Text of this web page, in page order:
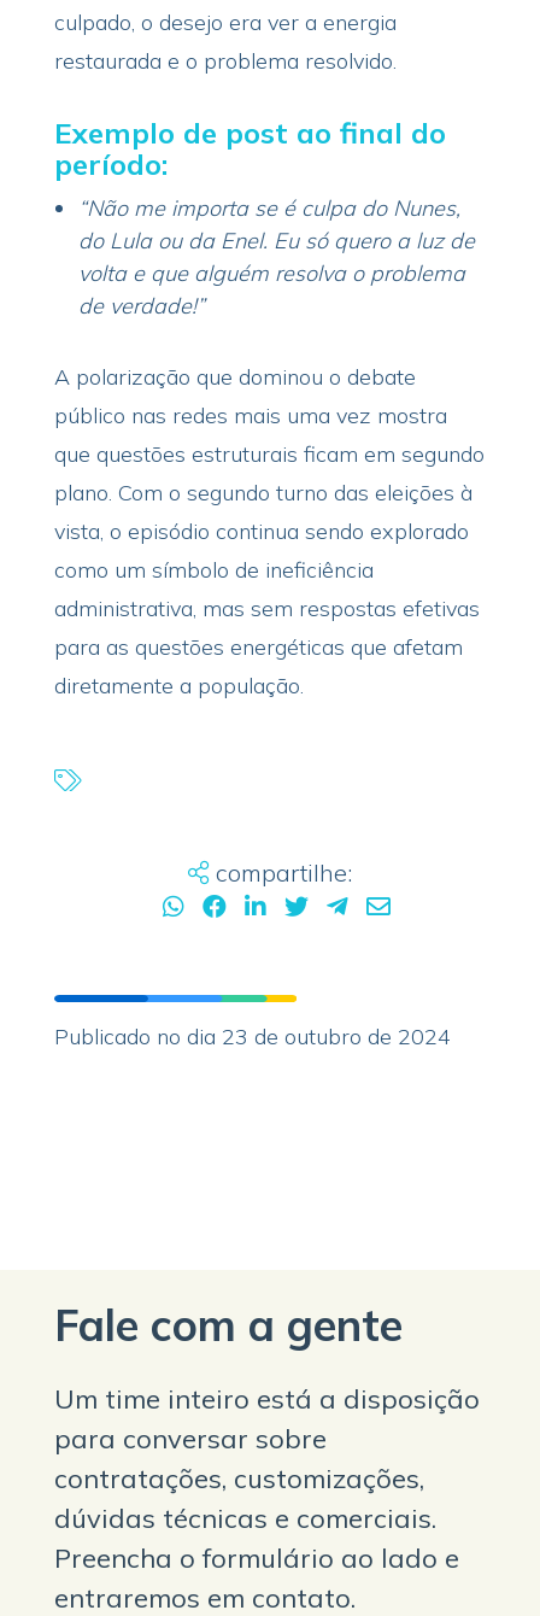
culpado, o desejo era ver a energia
restaurada e o problema resolvido.
Exemplo de post ao final do
período:
“Não me importa se é culpa do Nunes,
do Lula ou da Enel. Eu só quero a luz de
volta e que alguém resolva o problema
de verdade!”
A polarização que dominou o debate
público nas redes mais uma vez mostra
que questões estruturais ficam em segundo
plano. Com o segundo turno das eleições à
vista, o episódio continua sendo explorado
como um símbolo de ineficiência
administrativa, mas sem respostas efetivas
para as questões energéticas que afetam
diretamente a população.
compartilhe:
Publicado no dia 23 de outubro de 2024
Fale com a gente
Um time inteiro está a disposição
para conversar sobre
contratações, customizações,
dúvidas técnicas e comerciais.
Preencha o formulário ao lado e
entraremos em contato.